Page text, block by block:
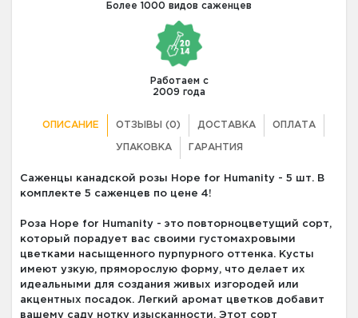
Более 1000 видов саженцев
Работаем с
2009 года
ОПИСАНИЕ ОТЗЫВЫ (0) ДОСТАВКА ОПЛАТА
УПАКОВКА ГАРАНТИЯ
Саженцы канадской розы Hope for Humanity - 5 шт. В
комплекте 5 саженцев по цене 4!
Роза Hope for Humanity - это повторноцветущий сорт,
который порадует вас своими густомахровыми
цветками насыщенного пурпурного оттенка. Кусты
имеют узкую, пряморослую форму, что делает их
идеальными для создания живых изгородей или
акцентных посадок. Легкий аромат цветков добавит
вашему саду нотку изысканности. Этот сорт